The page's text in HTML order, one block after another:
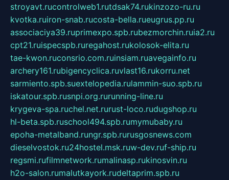
stroyavt.rucontrolweb1.rutdsak74.rukinzozo-ru.ru
kvotka.ruiron-snab.rucosta-bella.rueugrus.pp.ru
associaciya39.ruprimexpo.spb.rubezmorchin.ruia2.ru
cpt21.ruispecspb.ruregahost.rukolosok-elita.ru
tae-kwon.ruconsrio.com.ruinsiam.ruavegainfo.ru
archery161.rubigencyclica.ruvlast16.rukorru.net
sarmiento.spb.suextelopedia.rulammin-suo.spb.ru
iskatour.spb.rusnpi.org.rurunning-line.ru
krygeva-spa.ruchel.net.rurust-loco.rudugshop.ru
hl-beta.spb.ruschool494.spb.rumymubaby.ru
epoha-metalband.rungr.spb.rurusgosnews.com
dieselvostok.ru24hostel.msk.ruw-dev.ruf-ship.ru
regsmi.rufilmnetwork.rumalinasp.rukinosvin.ru
h2o-salon.rumalutkayork.rudeltaprim.spb.ru